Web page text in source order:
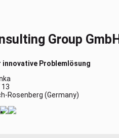
Group GmbH
innovative Problemlösung
Rosenberg (Germany)